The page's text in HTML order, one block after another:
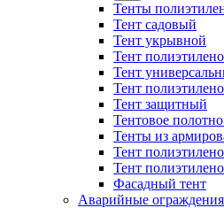
Тенты
Тент садовый
Тент укрывной
Тент
Тент
Тент
Тент защитный
Тентовое
Тенты из
Тент
Тент
Фасадный тент
Аварийные ограждения